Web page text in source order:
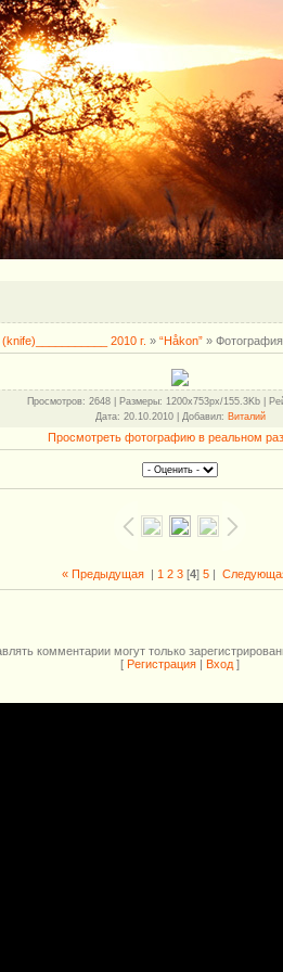
2010 г. » “Håkon” »
Просмотров: 2648 | Размеры: 1200x753px/155.3Kb |
Дата: 20.10.2010 | Добавил: Виталий
Просмотреть фотографию в реальном
« Предыдущая | 1 2 3 [4] 5 |
комментарии могут только
[ Регистрация Вход ]